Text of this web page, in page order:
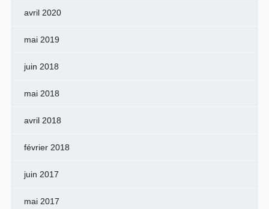
avril 2020
mai 2019
juin 2018
mai 2018
avril 2018
février 2018
juin 2017
mai 2017